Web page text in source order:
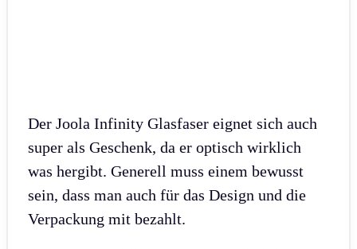
Der Joola Infinity Glasfaser eignet sich auch
super als Geschenk, da er optisch wirklich
was hergibt. Generell muss einem bewusst
sein, dass man auch für das Design und die
Verpackung mit bezahlt.